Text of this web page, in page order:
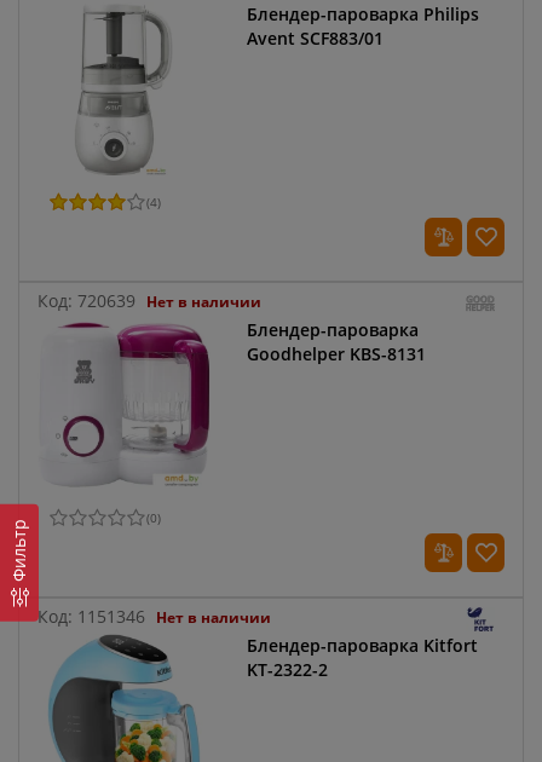
Фильтр
Блендер-пароварка Philips
Avent SCF883/01
(4)
Код: 720639 Нет в наличии
Блендер-пароварка
Goodhelper KBS-8131
(0)
Код: 1151346 Нет в наличии
Блендер-пароварка Kitfort
KT-2322-2